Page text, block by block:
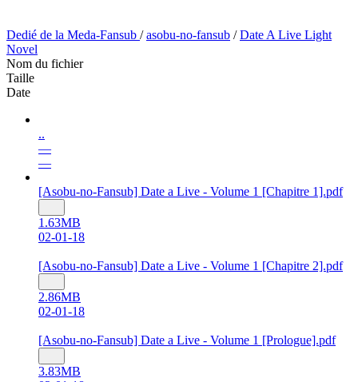
Dedié de la Meda-Fansub /asobu-no-fansub /Date A Live Light
Novel
Nom du fichier
Taille
Date
..
—
—
[Asobu-no-Fansub] Date a Live - Volume 1 [Chapitre 1].pdf
1.63MB
02-01-18
[Asobu-no-Fansub] Date a Live - Volume 1 [Chapitre 2].pdf
2.86MB
02-01-18
[Asobu-no-Fansub] Date a Live - Volume 1 [Prologue].pdf
3.83MB